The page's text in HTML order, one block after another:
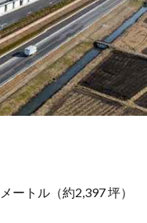
トル（約2,397 坪）